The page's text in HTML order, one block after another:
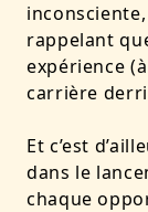
rappelant
expérience
carrière
Et c’est
dans le
chaque